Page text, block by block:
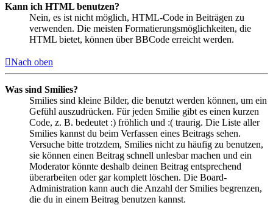
Kann ich HTML benutzen?
Nein, es ist nicht möglich, HTML-Code in Beiträgen zu
verwenden. Die meisten Formatierungsmöglichkeiten, die
HTML bietet, können über BBCode erreicht werden.
Nach oben
Was sind Smilies?
Smilies sind kleine Bilder, die benutzt werden können, um ein
Gefühl auszudrücken. Für jeden Smilie gibt es einen kurzen
Code, z. B. bedeutet :) fröhlich und :( traurig. Die Liste aller
Smilies kannst du beim Verfassen eines Beitrags sehen.
Versuche bitte trotzdem, Smilies nicht zu häufig zu benutzen,
sie können einen Beitrag schnell unlesbar machen und ein
Moderator könnte deshalb deinen Beitrag entsprechend
überarbeiten oder gar komplett löschen. Die Board-
Administration kann auch die Anzahl der Smilies begrenzen,
die du in einem Beitrag benutzen kannst.